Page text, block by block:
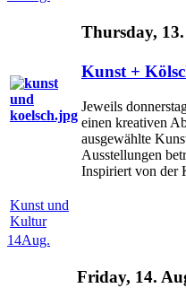
Thursday,
Kunst +
Jeweils
einen kreativen
ausgewählte
Ausstellungen
Inspiriert von der
Kunst und
Kultur
14Aug.
Friday, 14.